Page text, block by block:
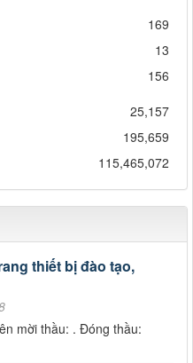
169
13
156
25,157
195,659
115,465,072
thiết bị đào tạo,
mời thầu: . Đóng thầu: